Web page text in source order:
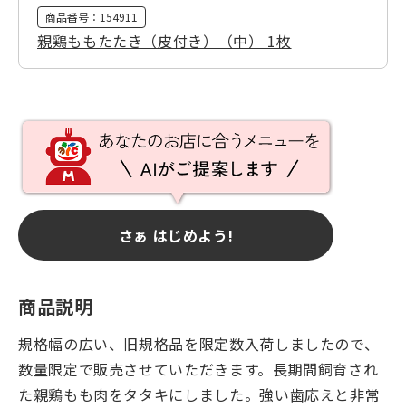
商品番号： 154911
親鶏ももたたき（皮付き）（中） 1枚
さぁ はじめよう!
商品説明
規格幅の広い、旧規格品を限定数入荷しましたので、
数量限定で販売させていただきます。長期間飼育され
た親鶏もも肉をタタキにしました。強い歯応えと非常